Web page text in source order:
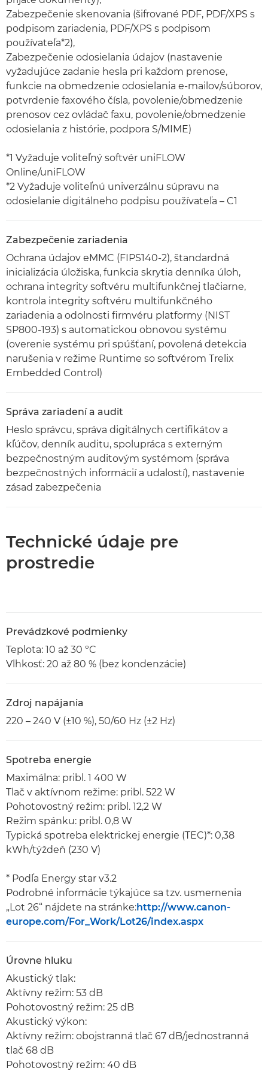
Zabezpečenie skenovania (šifrované PDF, PDF/XPS s
podpisom zariadenia, PDF/XPS s podpisom
používateľa*2),
Zabezpečenie odosielania údajov (nastavenie
vyžadujúce zadanie hesla pri každom prenose,
funkcie na obmedzenie odosielania e-mailov/súborov,
potvrdenie faxového čísla, povolenie/obmedzenie
prenosov cez ovládač faxu, povolenie/obmedzenie
odosielania z histórie, podpora S/MIME)
*1 Vyžaduje voliteľný softvér uniFLOW
Online/uniFLOW
*2 Vyžaduje voliteľnú univerzálnu súpravu na
odosielanie digitálneho podpisu používateľa – C1
Zabezpečenie zariadenia
Ochrana údajov eMMC (FIPS140-2), štandardná
inicializácia úložiska, funkcia skrytia denníka úloh,
ochrana integrity softvéru multifunkčnej tlačiarne,
kontrola integrity softvéru multifunkčného
zariadenia a odolnosti firmvéru platformy (NIST
SP800-193) s automatickou obnovou systému
(overenie systému pri spúšťaní, povolená detekcia
narušenia v režime Runtime so softvérom Trelix
Embedded Control)
Správa zariadení a audit
Heslo správcu, správa digitálnych certifikátov a
kľúčov, denník auditu, spolupráca s externým
bezpečnostným auditovým systémom (správa
bezpečnostných informácií a udalostí), nastavenie
zásad zabezpečenia
Technické údaje pre
prostredie
Prevádzkové podmienky
Teplota: 10 až 30 ºC
Vlhkosť: 20 až 80 % (bez kondenzácie)
Zdroj napájania
220 – 240 V (±10 %), 50/60 Hz (±2 Hz)
Spotreba energie
Maximálna: pribl. 1 400 W
Tlač v aktívnom režime: pribl. 522 W
Pohotovostný režim: pribl. 12,2 W
Režim spánku: pribl. 0,8 W
Typická spotreba elektrickej energie (TEC)*: 0,38
kWh/týždeň (230 V)
* Podľa Energy star v3.2
Podrobné informácie týkajúce sa tzv. usmernenia
„Lot 26“ nájdete na stránke:http://www.canon-
europe.com/For_Work/Lot26/index.aspx
Úrovne hluku
Akustický tlak:
Aktívny režim: 53 dB
Pohotovostný režim: 25 dB
Akustický výkon:
Aktívny režim: obojstranná tlač 67 dB/jednostranná
tlač 68 dB
Pohotovostný režim: 40 dB